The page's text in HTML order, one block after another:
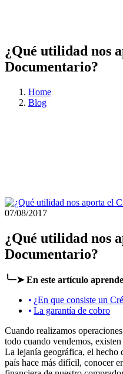
¿Qué utilidad nos
Documentario?
Home
Blog
07/08/2017
¿Qué utilidad nos
Documentario?
╰┈➤ En este artículo
¿En que consiste un
La garantía de cobro
Cuando realizamos
todo cuando vendemos,
La lejanía geográfica, el hecho
país hace más difícil, conocer